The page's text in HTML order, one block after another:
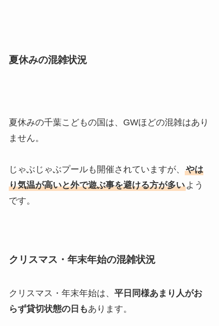
夏休みの混雑状況
夏休みの千葉こどもの国は、GWほどの混雑はあり
ません。
じゃぶじゃぶプールも開催されていますが、 やは
り気温が高いと外で遊ぶ事を避ける方が多いよう
です。
クリスマス・年末年始の混雑状況
クリスマス・年末年始は、 平日同様あまり人がお
らず貸切状態の日もあります。